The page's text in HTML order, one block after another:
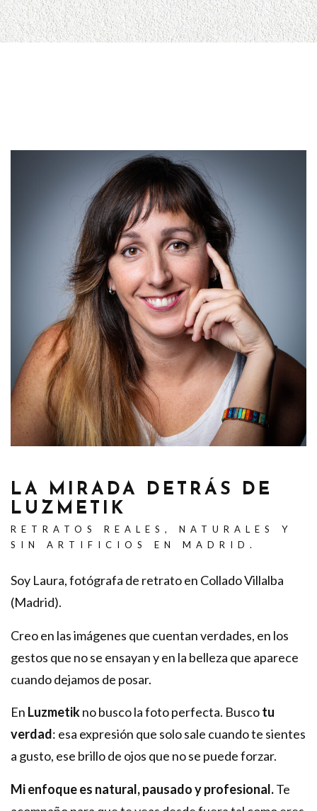
LA MIRADA DETRÁS DE
LUZMETIK
RETRATOS REALES, NATURALES Y
SIN ARTIFICIOS EN MADRID.
Soy Laura, fotógrafa de retrato en Collado Villalba
(Madrid).
Creo en las imágenes que cuentan verdades, en los
gestos que no se ensayan y en la belleza que aparece
cuando dejamos de posar.
En Luzmetikno busco la foto perfecta. Buscotu
verdad: esa expresión que solo sale cuando te sientes
a gusto, ese brillo de ojos que no se puede forzar.
Mi enfoque es natural, pausado y profesional.Te